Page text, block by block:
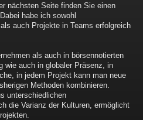
nächsten Seite finden Sie einen
habe ich sowohl
auch Projekte in Teams erfolgreich
als auch in börsennotierten
wie auch in globaler Präsenz, in
in jedem Projekt kann man neue
Methoden kombinieren.
unterschiedlichen
die Varianz der Kulturen, ermöglicht